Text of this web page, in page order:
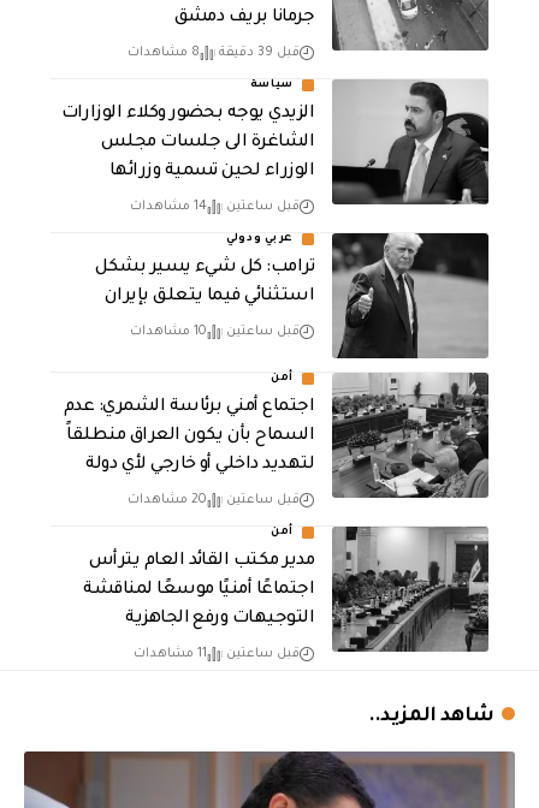
جرمانا بريف دمشق
قبل 39 دقيقة 8 مشاهدات
سياسة
الزيدي يوجه بحضور وكلاء الوزارات
الشاغرة الى جلسات مجلس
الوزراء لحين تسمية وزرائها
قبل ساعتين 14 مشاهدات
عربي ودولي
ترامب: كل شيء يسير بشكل
استثنائي فيما يتعلق بإيران
قبل ساعتين 10 مشاهدات
أمن
اجتماع أمني برئاسة الشمري: عدم
السماح بأن يكون العراق منطلقاً
لتهديد داخلي أو خارجي لأي دولة
قبل ساعتين 20 مشاهدات
أمن
مدير مكتب القائد العام يترأس
اجتماعًا أمنيًا موسعًا لمناقشة
التوجيهات ورفع الجاهزية
قبل ساعتين 11 مشاهدات
شاهد المزيد..